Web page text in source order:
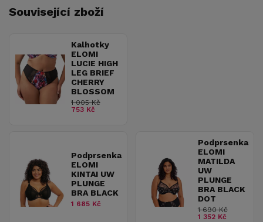
Související zboží
Kalhotky
ELOMI
LUCIE HIGH
LEG BRIEF
CHERRY
BLOSSOM
1 005 Kč
753 Kč
Podprsenka
ELOMI
KINTAI UW
PLUNGE
BRA BLACK
1 685 Kč
Podprsenka
ELOMI
MATILDA
UW
PLUNGE
BRA BLACK
DOT
1 690 Kč
1 352 Kč